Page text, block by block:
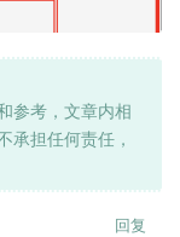
参考，文章内相
承担任何责任，
回复